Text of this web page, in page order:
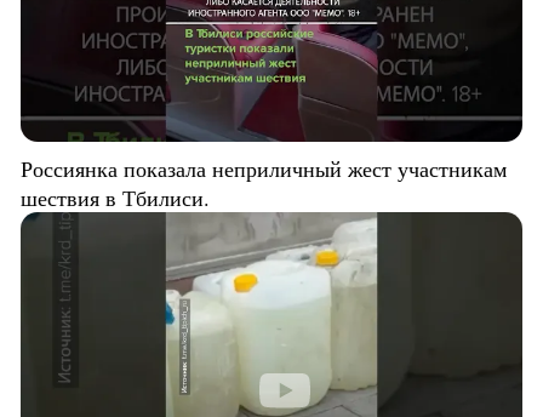
Россиянка показала неприличный жест участникам
шествия в Тбилиси.